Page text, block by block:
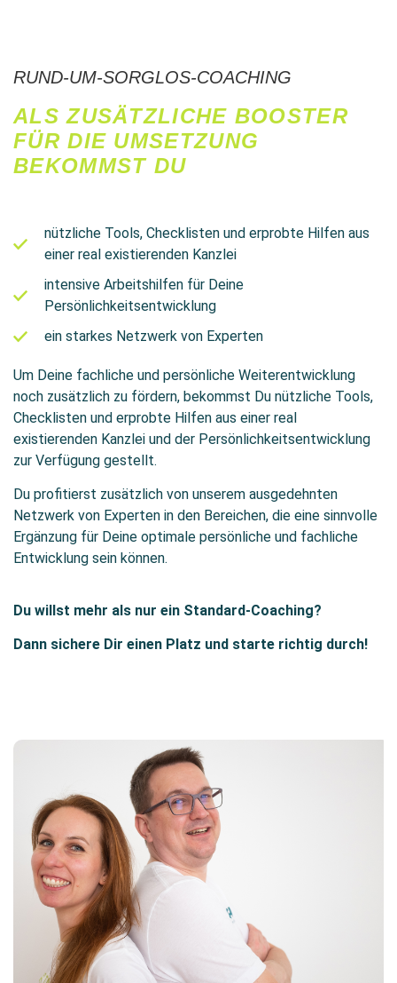
RUND-UM-SORGLOS-COACHING
ALS ZUSÄTZLICHE BOOSTER
FÜR DIE UMSETZUNG
BEKOMMST DU
nützliche Tools, Checklisten und erprobte Hilfen aus
einer real existierenden Kanzlei
intensive Arbeitshilfen für Deine
Persönlichkeitsentwicklung
ein starkes Netzwerk von Experten
Um Deine fachliche und persönliche Weiterentwicklung
noch zusätzlich zu fördern, bekommst Du nützliche Tools,
Checklisten und erprobte Hilfen aus einer real
existierenden Kanzlei und der Persönlichkeitsentwicklung
zur Verfügung gestellt.
Du profitierst zusätzlich von unserem ausgedehnten
Netzwerk von Experten in den Bereichen, die eine sinnvolle
Ergänzung für Deine optimale persönliche und fachliche
Entwicklung sein können.
Du willst mehr als nur ein Standard-Coaching?
Dann sichere Dir einen Platz und starte richtig durch!